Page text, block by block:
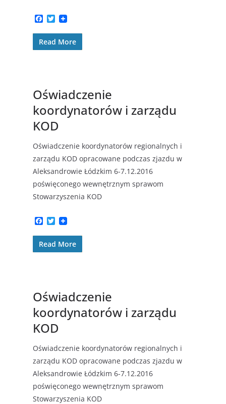
F
c
e
b
T
i
t
t
Read More
Oświadczenie
koordynatorów i zarządu
KOD
Oświadczenie koordynatorów regionalnych i
zarządu KOD opracowane podczas zjazdu w
Aleksandrowie Łódzkim 6-7.12.2016
poświęconego wewnętrznym sprawom
Stowarzyszenia KOD
F
c
e
b
T
i
t
t
Read More
Oświadczenie
koordynatorów i zarządu
KOD
Oświadczenie koordynatorów regionalnych i
zarządu KOD opracowane podczas zjazdu w
Aleksandrowie Łódzkim 6-7.12.2016
poświęconego wewnętrznym sprawom
Stowarzyszenia KOD